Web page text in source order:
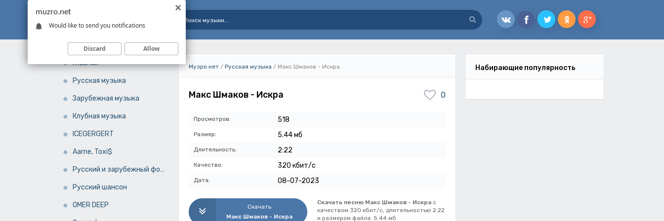
Главная
Русская музыка
Зарубежная музыка
Клубная музыка
ICEGERGERT
Aarne, Toxi$
Русский и зарубежный фонк
Русский шансон
OMER DEEP
Музро.нет / Русская музыка / Макс Шмаков - Искра
Макс Шмаков - Искра 0
Просмотров: 518
Размер: 5.44 мб
Длительность: 2:22
Качество: 320 кбит/с
Дата: 08-07-2023
Скачать
Макс Шмаков - Искра
Скачать песню Макс Шмаков - Искра с
качеством 320 кбит/с, длительностью 2:22
и размером файла: 5.44 мб
Набирающие популярность
muzro.net
Would like to send you notifications
Discard Allow